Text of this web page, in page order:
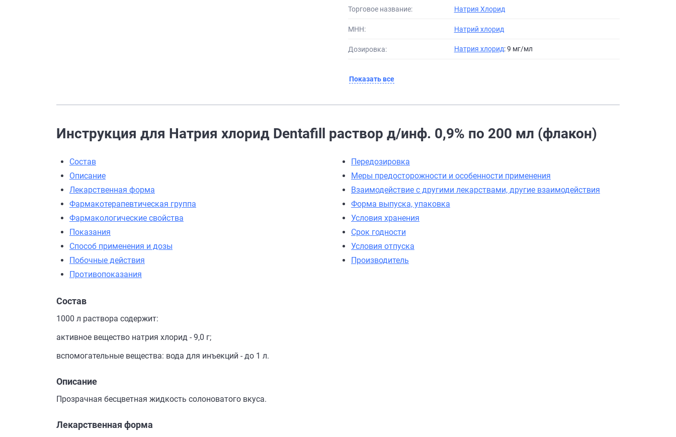
Торговое название: Натрия Хлорид
МНН: Натрий хлорид
Дозировка: Натрия хлорид: 9 мг/мл
Показать все
Инструкция для Натрия хлорид Dentafill раствор д/инф. 0,9% по 200 мл (флакон)
Состав
Описание
Лекарственная форма
Фармакотерапевтическая группа
Фармакологические свойства
Показания
Способ применения и дозы
Побочные действия
Противопоказания
Передозировка
Меры предосторожности и особенности применения
Взаимодействие с другими лекарствами, другие взаимодействия
Форма выпуска, упаковка
Условия хранения
Срок годности
Условия отпуска
Производитель
Состав
1000 л раствора содержит:
активное вещество натрия хлорид - 9,0 г;
вспомогательные вещества: вода для инъекций - до 1 л.
Описание
Прозрачная бесцветная жидкость солоноватого вкуса.
Лекарственная форма